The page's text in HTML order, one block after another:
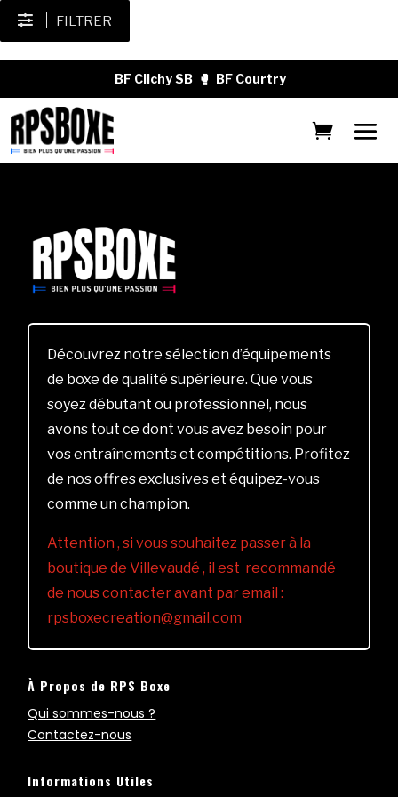
FILTRER
BF Clichy SB 🥊 BF Courtry
Découvrez notre sélection d’équipements
de boxe de qualité supérieure. Que vous
soyez débutant ou professionnel, nous
avons tout ce dont vous avez besoin pour
vos entraînements et compétitions. Profitez
de nos offres exclusives et équipez-vous
comme un champion.
Attention , si vous souhaitez passer à la
boutique de Villevaudé , il est recommandé
de nous contacter avant par email :
rpsboxecreation@gmail.com
À Propos de RPS Boxe
Qui sommes-nous ?
Contactez-nous
Informations Utiles